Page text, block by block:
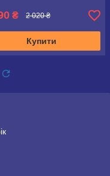
₴ 2 020 ₴
Купити